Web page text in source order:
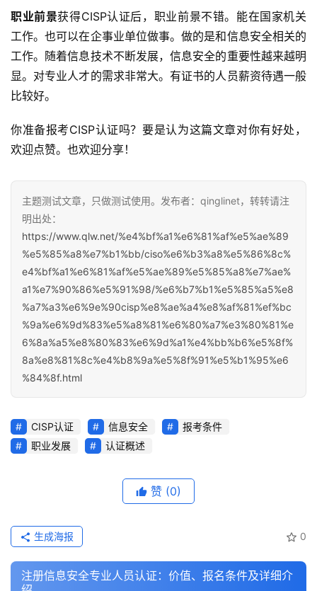
职业前景获得CISP认证后，职业前景不错。能在国家机关
工作。也可以在企事业单位做事。做的是和信息安全相关的
工作。随着信息技术不断发展，信息安全的重要性越来越明
显。对专业人才的需求非常大。有证书的人员薪资待遇一般
比较好。
你准备报考CISP认证吗？要是认为这篇文章对你有好处，
欢迎点赞。也欢迎分享！
主题测试文章，只做测试使用。发布者：qinglinet，转转请注
明出处：
https://www.qlw.net/%e4%bf%a1%e6%81%af%e5%ae%89
%e5%85%a8%e7%b1%bb/ciso%e6%b3%a8%e5%86%8c%
e4%bf%a1%e6%81%af%e5%ae%89%e5%85%a8%e7%ae%
a1%e7%90%86%e5%91%98/%e6%b7%b1%e5%85%a5%e8
%a7%a3%e6%9e%90cisp%e8%ae%a4%e8%af%81%ef%bc
%9a%e6%9d%83%e5%a8%81%e6%80%a7%e3%80%81%e
6%8a%a5%e8%80%83%e6%9d%a1%e4%bb%b6%e5%8f%
8a%e8%81%8c%e4%b8%9a%e5%8f%91%e5%b1%95%e6
%84%8f.html
CISP认证 信息安全
报考条件
职业发展
认证概述
赞 (0)
0
生成海报
注册信息安全专业人员认证：价值、报名条件及详细介